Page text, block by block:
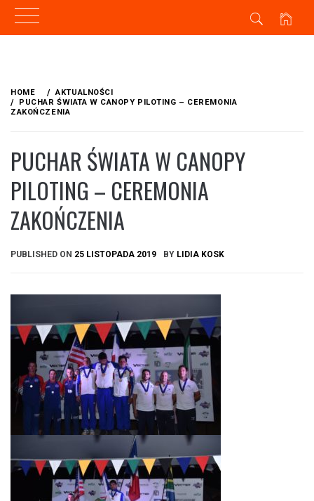
content
HOME
AKTUALNOŚCI
PUCHAR ŚWIATA W CANOPY PILOTING – CEREMONIA
ZAKOŃCZENIA
PUCHAR ŚWIATA W CANOPY
PILOTING – CEREMONIA
ZAKOŃCZENIA
PUBLISHED ON 25 LISTOPADA 2019 BY LIDIA KOSK